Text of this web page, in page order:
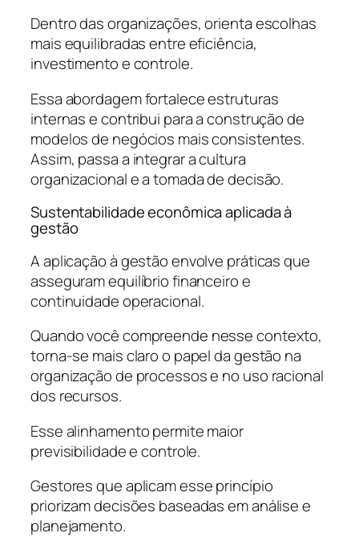
Dentro das organizações, orienta escolhas
mais equilibradas entre eficiência,
investimento e controle.
Essa abordagem fortalece estruturas
internas e contribui para a construção de
modelos de negócios mais consistentes.
Assim, passa a integrar a cultura
organizacional e a tomada de decisão.
Sustentabilidade econômica aplicada à
gestão
A aplicação à gestão envolve práticas que
asseguram equilíbrio financeiro e
continuidade operacional.
Quando você compreende nesse contexto,
torna-se mais claro o papel da gestão na
organização de processos e no uso racional
dos recursos.
Esse alinhamento permite maior
previsibilidade e controle.
Gestores que aplicam esse princípio
priorizam decisões baseadas em análise e
planejamento.